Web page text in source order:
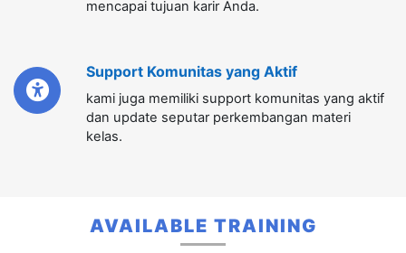
dan update seputar perkembangan materi
AVAILABLE TRAINING